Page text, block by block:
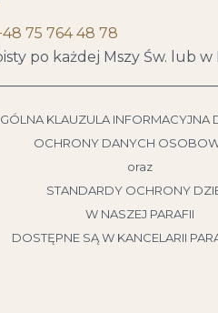
75 764 48 78
po każdej Mszy Św. lub w
KLAUZULA INFORMACYJNA
OCHRONY DANYCH
oraz
STANDARDY OCHRONY
W NASZEJ PARAFII
DOSTĘPNE SĄ W KANCELARII